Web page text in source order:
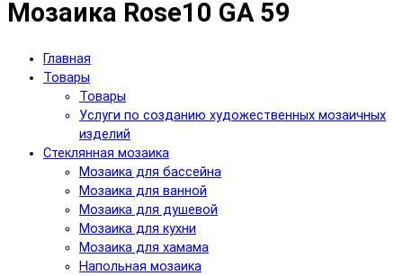
Мозаика Rose10 GA 59
Главная
Товары
Товары
Услуги по созданию художественных мозаичных
изделий
Cтеклянная мозаика
Мозаика для бассейна
Мозаика для ванной
Мозаика для душевой
Мозаика для кухни
Мозаика для хамама
Напольная мозаика